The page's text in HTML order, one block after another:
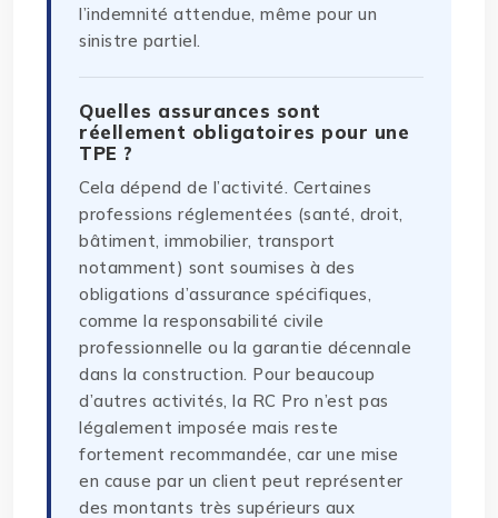
l’indemnité attendue, même pour un
sinistre partiel.
Quelles assurances sont
réellement obligatoires pour une
TPE ?
Cela dépend de l’activité. Certaines
professions réglementées (santé, droit,
bâtiment, immobilier, transport
notamment) sont soumises à des
obligations d’assurance spécifiques,
comme la responsabilité civile
professionnelle ou la garantie décennale
dans la construction. Pour beaucoup
d’autres activités, la RC Pro n’est pas
légalement imposée mais reste
fortement recommandée, car une mise
en cause par un client peut représenter
des montants très supérieurs aux